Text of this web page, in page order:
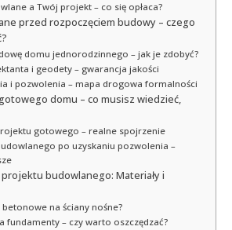
a Twój projekt – co się opłaca?
przed rozpoczęciem budowy – czego
domu jednorodzinnego – jak je zdobyć?
i geodety – gwarancja jakości
i pozwolenia – mapa drogowa formalności
domu – co musisz wiedzieć,
gotowego – realne spojrzenie
po uzyskaniu pozwolenia –
budowlanego: Materiały i
na ściany nośne?
fundamenty – czy warto oszczędzać?